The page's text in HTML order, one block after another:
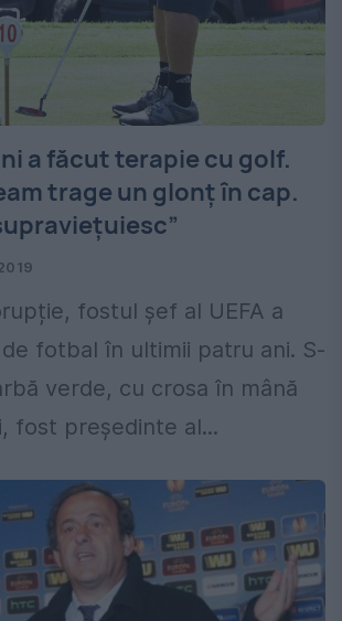
a făcut terapie cu golf.
trage un glonț în cap.
fostul șef al UEFA a
fotbal în ultimii patru ani. S-
verde, cu crosa în mână
fost pre­ședinte al...